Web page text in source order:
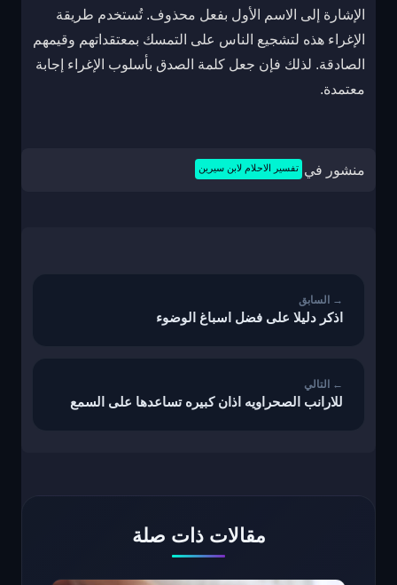
الإشارة إلى الاسم الأول بفعل محذوف. تُستخدم طريقة
الإغراء هذه لتشجيع الناس على التمسك بمعتقداتهم وقيمهم
الصادقة. لذلك فإن جعل كلمة الصدق بأسلوب الإغراء إجابة
معتمدة.
منشور في تفسير الاحلام لابن سيرين
اذكر دليلا على فضل اسباغ الوضوء
للارانب الصحراويه اذان كبيره تساعدها على السمع
مقالات ذات صلة